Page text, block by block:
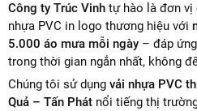
Công ty Trúc Vinh tự hào là đơn vị
nhựa PVC in logo thương hiệu với
5.000 áo mưa mỗi ngày – đáp
trong thời gian ngắn nhất, không
Chúng tôi sử dụng vải nhựa PVC
Quả – Tấn Phát nổi tiếng thị